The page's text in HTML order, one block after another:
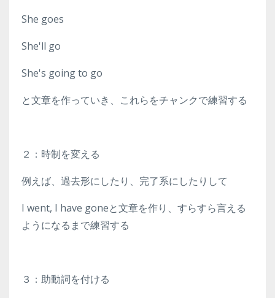
She goes
She'll go
She's going to go
と文章を作っていき、これらをチャンクで練習する
２：時制を変える
例えば、過去形にしたり、完了系にしたりして
I went, I have goneと文章を作り、すらすら言える
ようになるまで練習する
３：助動詞を付ける